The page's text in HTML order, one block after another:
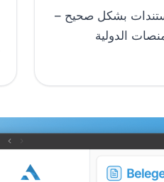
بشكل صحيح –
الدولية